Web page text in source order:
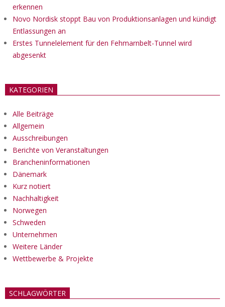
erkennen
Novo Nordisk stoppt Bau von Produktionsanlagen und kündigt
Entlassungen an
Erstes Tunnelelement für den Fehmarnbelt-Tunnel wird
abgesenkt
KATEGORIEN
Alle Beiträge
Allgemein
Ausschreibungen
Berichte von Veranstaltungen
Brancheninformationen
Dänemark
Kurz notiert
Nachhaltigkeit
Norwegen
Schweden
Unternehmen
Weitere Länder
Wettbewerbe & Projekte
SCHLAGWÖRTER